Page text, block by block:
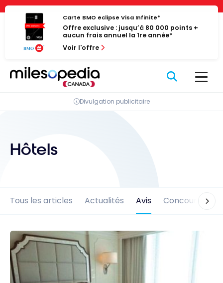
Panneau de gestion des cookies
Passer
contenu
Carte BMO eclipse Visa Infinite*
Offre exclusive : jusqu’à 80 000 points +
aucun frais annuel la 1re année*
Voir l'offre
Divulgation publicitaire
Hôtels
Tous les articles Actualités Avis Concours